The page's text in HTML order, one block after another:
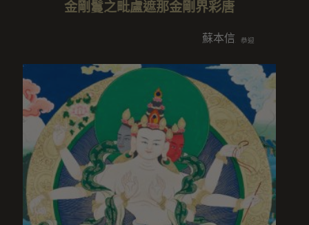
金剛鬘之毗盧遮那金剛界彩唐
蘇本信/蘇建欣/胡雨媗/
恭迎